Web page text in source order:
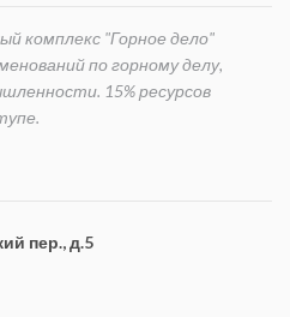
комплекс "Горное дело"
по горному делу,
15% ресурсов
пер., д.5